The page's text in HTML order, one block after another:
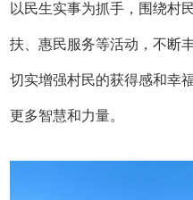
以民生实事为抓手，围绕村
扶、惠民服务等活动，不断
切实增强村民的获得感和幸
更多智慧和力量。